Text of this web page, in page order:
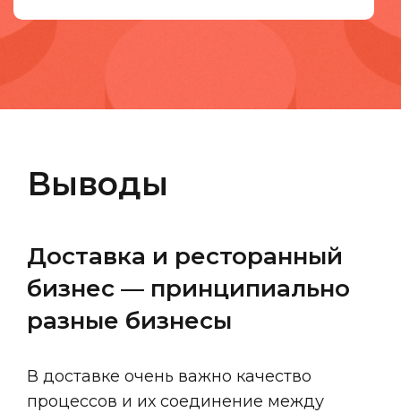
Выводы
Доставка и ресторанный
бизнес — принципиально
разные бизнесы
В доставке очень важно качество
процессов и их соединение между